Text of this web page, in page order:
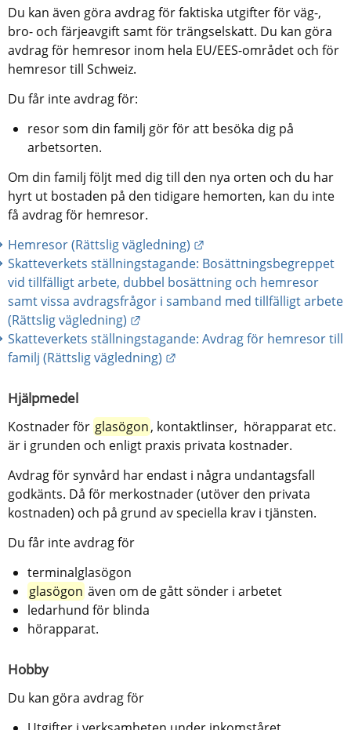
Du kan även göra avdrag för faktiska utgifter för väg-,
bro- och färjeavgift samt för trängselskatt. Du kan göra
avdrag för hemresor inom hela EU/EES-området och för
hemresor till Schweiz.
Du får inte avdrag för:
resor som din familj gör för att besöka dig på
arbetsorten.
Om din familj följt med dig till den nya orten och du har
hyrt ut bostaden på den tidigare hemorten, kan du inte
få avdrag för hemresor.
Hemresor (Rättslig vägledning)
Skatteverkets ställningstagande: Bosättningsbegreppet
vid tillfälligt arbete, dubbel bosättning och hemresor
samt vissa avdragsfrågor i samband med tillfälligt arbete
(Rättslig vägledning)
Skatteverkets ställningstagande: Avdrag för hemresor till
familj (Rättslig vägledning)
Hjälpmedel
Kostnader för glasögon, kontaktlinser,  hörapparat etc.
är i grunden och enligt praxis privata kostnader.
Avdrag för synvård har endast i några undantagsfall
godkänts. Då för merkostnader (utöver den privata
kostnaden) och på grund av speciella krav i tjänsten.
Du får inte avdrag för
terminalglasögon
glasögon även om de gått sönder i arbetet
ledarhund för blinda
hörapparat.
Hobby
Du kan göra avdrag för